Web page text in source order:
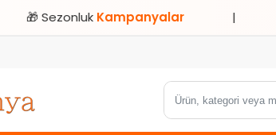
🎁 SezonlukKampanyalar ⭐
Ürün,